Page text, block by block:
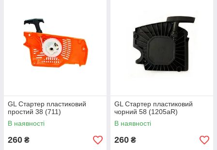
GL Стартер пластиковий
простий 38 (711)
В наявності
260 ₴
GL Стартер пластиковий
чорний 58 (1205aR)
В наявності
260 ₴